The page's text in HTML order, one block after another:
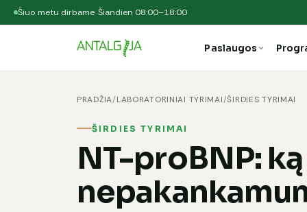
Šiuo metu dirbame· Šiandien 08:00–18:00
Paslaugos
PRADŽIA/LABORATORINIAI TYRIMAI/ŠIRDIES TYRIMAI
ŠIRDIES TYRIMAI
NT-proBNP: